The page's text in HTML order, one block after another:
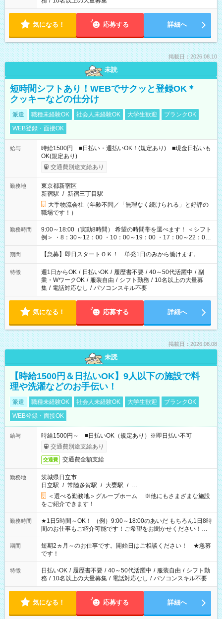
気になる！ 応募する 詳細へ
掲載日：2026.08.10
未読
短時間シフトあり！WEBでサクッと登録OK＊
クッキーなどの仕分け
派遣 職種未経験OK 社会人未経験OK 大学生歓迎
ブランクOK
WEB登録・面接OK
給与
時給1500円 ■日払い・週払いOK！(規定あり) ■現金日払いも
OK(規定あり)
交通費別途支給あり
勤務地
東京都新宿区
新宿駅 / 新宿三丁目駅
大手物流会社（年齢不問／「無理なく続けられる」と好評の
職場です！）
勤務時間
9:00～18:00（実動8時間） 希望の時間帯を選べます！ ＜シフト
例＞ ・8：30～12：00 ・10：00～19：00 ・17：00～22：00
・13：00～22：00 ・22：00～翌6：00 など
期間 【急募】即日スタートＯＫ！ 単発1日のみから働けます。
特徴 週1日からOK / 日払いOK / 履歴書不要 / 40～50代活躍中 / 副
業・WワークOK / 服装自由 / シフト勤務 / 10名以上の大量募
集 / 電話対応なし / パソコンスキル不要
気になる！ 応募する 詳細へ
掲載日：2026.08.08
未読
【時給1500円＆日払いOK】9人以下の施設で料
理や洗濯などのお手伝い！
派遣 職種未経験OK 社会人未経験OK 大学生歓迎
ブランクOK
WEB登録・面接OK
給与
時給1500円～ ■日払いOK（規定あり）※即日払い不可
交通費別途支給あり
交通費 交通費全額支給
勤務地
茨城県日立市
日立駅 / 常陸多賀駅 / 大甕駅 / …
＜選べる勤務地＞グループホーム ※他にもさまざまな施設
をご紹介できます！
勤務時間
★1日5時間～OK！ （例）9:00～18:00のあいだ もちろん1日8時
間のお仕事もご紹介可能です！ご希望をお聞かせください！★
家庭の都合でお休みが必要な場合も遠慮なくご相談ください。
※週最低15時間以上の勤務が必要です
期間
短期2ヵ月～のお仕事です。開始日はご相談ください！ ★急募
です！
特徴 日払いOK / 履歴書不要 / 40～50代活躍中 / 服装自由 / シフト勤
務 / 10名以上の大量募集 / 電話対応なし / パソコンスキル不要
気になる！ 応募する 詳細へ